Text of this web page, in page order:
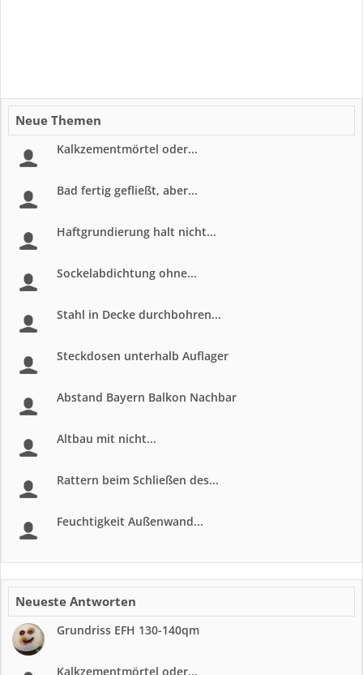
Neue Themen
Kalkzementmörtel oder...
Bad fertig gefließt, aber...
Haftgrundierung halt nicht...
Sockelabdichtung ohne...
Stahl in Decke durchbohren...
Steckdosen unterhalb Auflager
Abstand Bayern Balkon Nachbar
Altbau mit nicht...
Rattern beim Schließen des...
Feuchtigkeit Außenwand...
Neueste Antworten
Grundriss EFH 130-140qm
Kalkzementmörtel oder...